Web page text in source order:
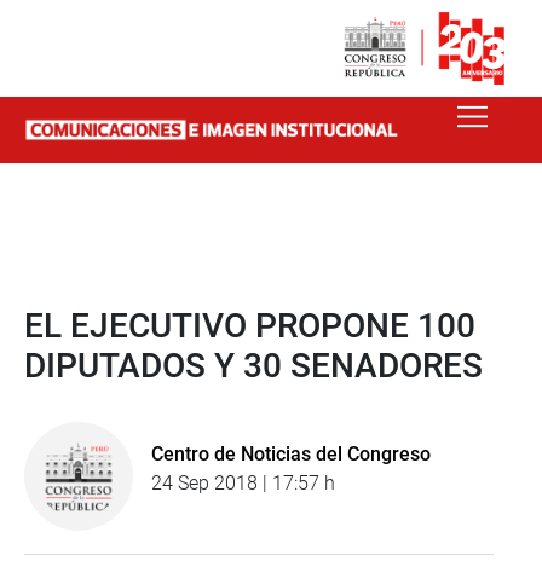
EL EJECUTIVO PROPONE 100
DIPUTADOS Y 30 SENADORES
Centro de Noticias del Congreso
24 Sep 2018 | 17:57 h